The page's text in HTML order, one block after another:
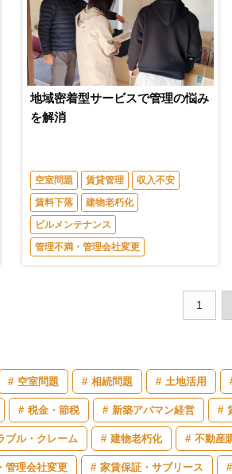
地域密着型サービスで管理の悩み
を解消
空室問題 賃貸管理
収入不安
賃料下落
建物老朽化
ビルメンテナンス
管理不満・管理会社変更
1
空室問題 相続問題 土地活用
税金・節税 新築アパマン経営
ブル・クレーム 建物老朽化 不動産
管理会社変更 家賃保証・サブリース